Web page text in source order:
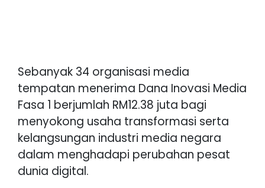
Sebanyak 34 organisasi media
tempatan menerima Dana Inovasi Media
Fasa 1 berjumlah RM12.38 juta bagi
menyokong usaha transformasi serta
kelangsungan industri media negara
dalam menghadapi perubahan pesat
dunia digital.